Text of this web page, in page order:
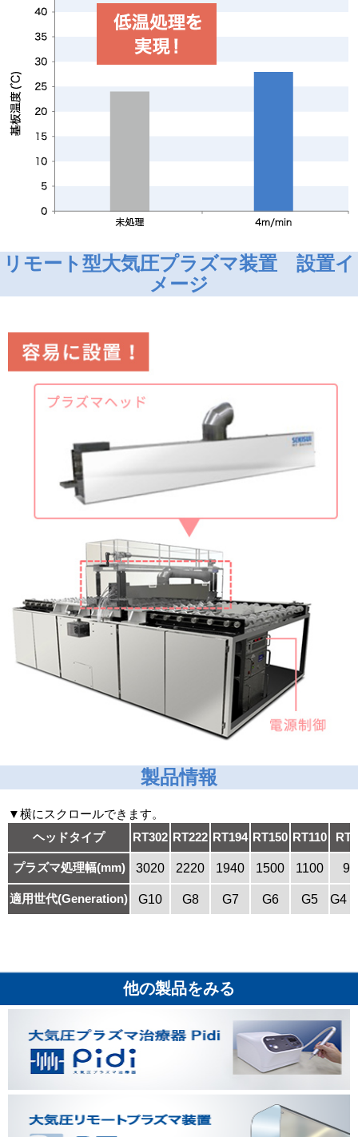
リモート型大気圧プラズマ装置 設置イ
メージ
製品情報
▼横にスクロールできます。
ヘッドタイプ
RT302 RT222 RT194 RT150 RT110
プラズマ処理幅(mm) 3020 2220 1940 1500 1100
適用世代(Generation) G10 G8 G7 G6 G5 G4
他の製品をみる